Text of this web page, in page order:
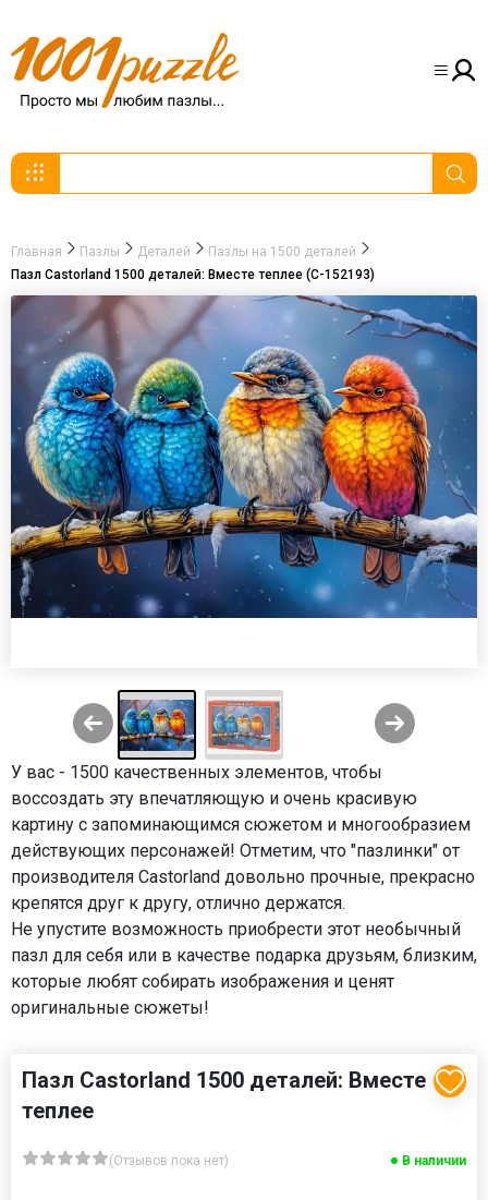
Главная Пазлы Деталей
Пазлы на 1500 деталей
Пазл Castorland 1500 деталей: Вместе теплее (C-152193)
У вас - 1500 качественных элементов, чтобы
воссоздать эту впечатляющую и очень красивую
картину с запоминающимся сюжетом и многообразием
действующих персонажей! Отметим, что "пазлинки" от
производителя Castorland довольно прочные, прекрасно
крепятся друг к другу, отлично держатся.
Не упустите возможность приобрести этот необычный
пазл для себя или в качестве подарка друзьям, близким,
которые любят собирать изображения и ценят
оригинальные сюжеты!
Пазл Castorland 1500 деталей: Вместе
теплее
(Отзывов пока нет) В наличии